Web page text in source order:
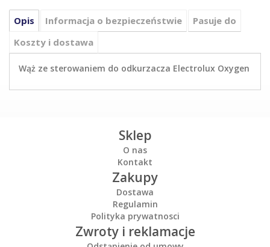
Opis Informacja o bezpieczeństwie
Pasuje do
Koszty i dostawa
Wąż ze sterowaniem do odkurzacza Electrolux Oxygen
Sklep
O nas
Kontakt
Zakupy
Dostawa
Regulamin
Polityka prywatnosci
Zwroty i reklamacje